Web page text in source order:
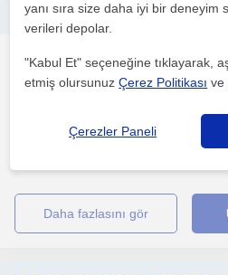
Programlama
Çevrimiçi dersler
Javascript-nodejs-mongoDb-C#-
daha fazlasını gör
yanı sıra size daha iyi bir deneyim
verileri depolar.
"Kabul Et" seçeneğine tıklayarak,
etmiş olursunuzÇerez Politikası ve
Çerezler Paneli